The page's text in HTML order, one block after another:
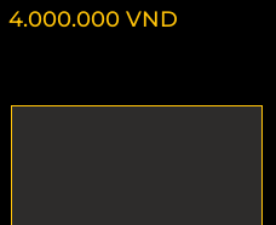
4.000.000 VND